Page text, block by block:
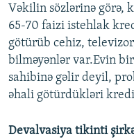
Vəkilin sözlərinə görə,
65-70 faizi istehlak
götürüb cehiz,
bilməyənlər var.Evin
sahibinə gəlir deyil,
əhali götürdükləri
Devalvasiya tikinti